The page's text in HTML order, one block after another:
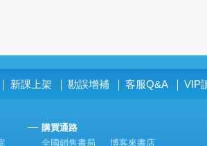
新課上架 勘誤增補 客服Q&A VIP
購買通路
全國銷售書局
博客來書店